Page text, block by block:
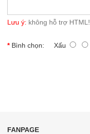
Lưu ý: không hỗ trợ HTML!
Bình chọn: Xấu
FANPAGE